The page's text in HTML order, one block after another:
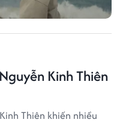
Kinh Thiên
Thiên khiến nhiều